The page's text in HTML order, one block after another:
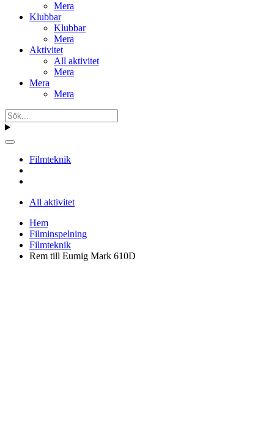
Mera
Klubbar
Klubbar
Mera
Aktivitet
All aktivitet
Mera
Mera
Mera
Filmteknik
All aktivitet
Hem
Filminspelning
Filmteknik
Rem till Eumig Mark 610D